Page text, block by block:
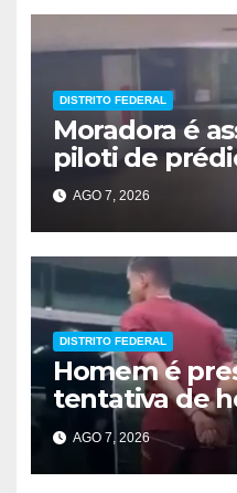
DISTRITO FEDERAL
Moradora é
piloti de
AGO 7, 2026
DISTRITO FEDERAL
Homem é
tentativa de
festa em São
AGO 7, 2026